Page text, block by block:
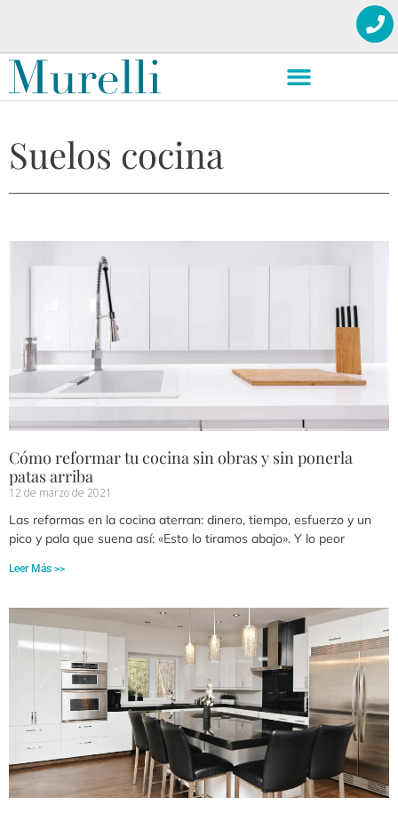
Suelos cocina
Cómo reformar tu cocina sin obras y sin ponerla
patas arriba
12 de marzo de 2021
Las reformas en la cocina aterran: dinero, tiempo, esfuerzo y un
pico y pala que suena así: «Esto lo tiramos abajo». Y lo peor
Leer Más >>